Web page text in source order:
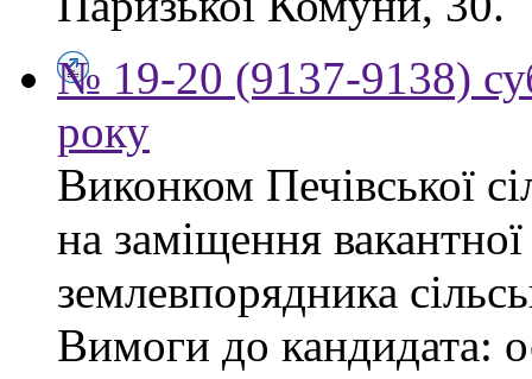
№ 19-20 (9137-9138)
року
Виконком Печівської
на заміщення
землевпорядника
Вимоги до кандидата: